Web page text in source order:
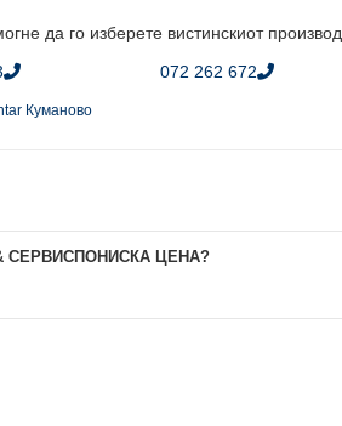
да го изберете вистинскиот производ.
072 262 672
Куманово
СЕРВИСПОНИСКА ЦЕНА?